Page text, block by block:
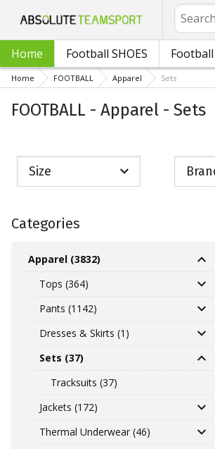
Search
Home Football SHOES
Home FOOTBALL Apparel Sets
FOOTBALL - Apparel - Sets
Size
Categories
Apparel (3832)
Tops (364)
Pants (1142)
Dresses & Skirts (1)
Sets (37)
Tracksuits (37)
Jackets (172)
Thermal Underwear (46)